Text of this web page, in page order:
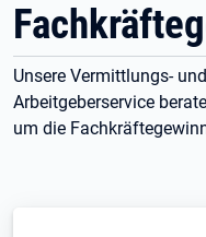
Unsere Vermittlungs-
Arbeitgeberservice
um die